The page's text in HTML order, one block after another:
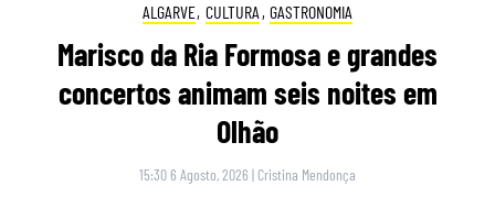
ALGARVE, CULTURA , GASTRONOMIA
Marisco da Ria Formosa e grandes
concertos animam seis noites em
Olhão
15:30 6 Agosto, 2026 | Cristina Mendonça